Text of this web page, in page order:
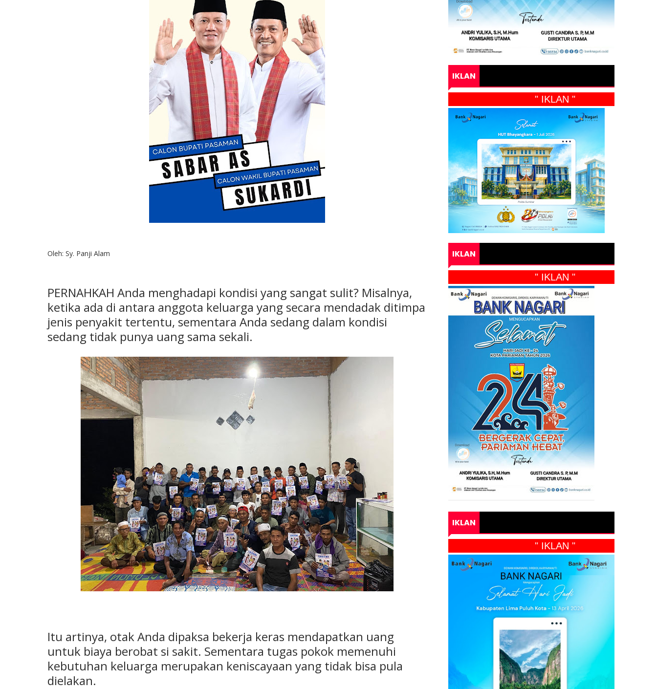
Oleh: Sy. Panji Alam
PERNAHKAH Anda menghadapi kondisi yang sangat sulit? Misalnya,
ketika ada di antara anggota keluarga yang secara mendadak ditimpa
jenis penyakit tertentu, sementara Anda sedang dalam kondisi
sedang tidak punya uang sama sekali.
Itu artinya, otak Anda dipaksa bekerja keras mendapatkan uang
untuk biaya berobat si sakit. Sementara tugas pokok memenuhi
kebutuhan keluarga merupakan keniscayaan yang tidak bisa pula
dielakan.
IKLAN
" IKLAN "
IKLAN
" IKLAN "
IKLAN
" IKLAN "